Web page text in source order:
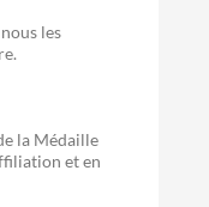
nous les
la Médaille
et en